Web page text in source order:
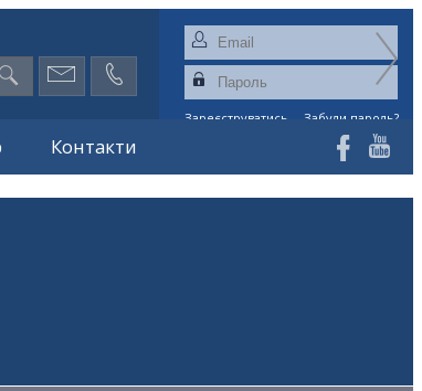
Зареєструватись Забули пароль?
Контакти